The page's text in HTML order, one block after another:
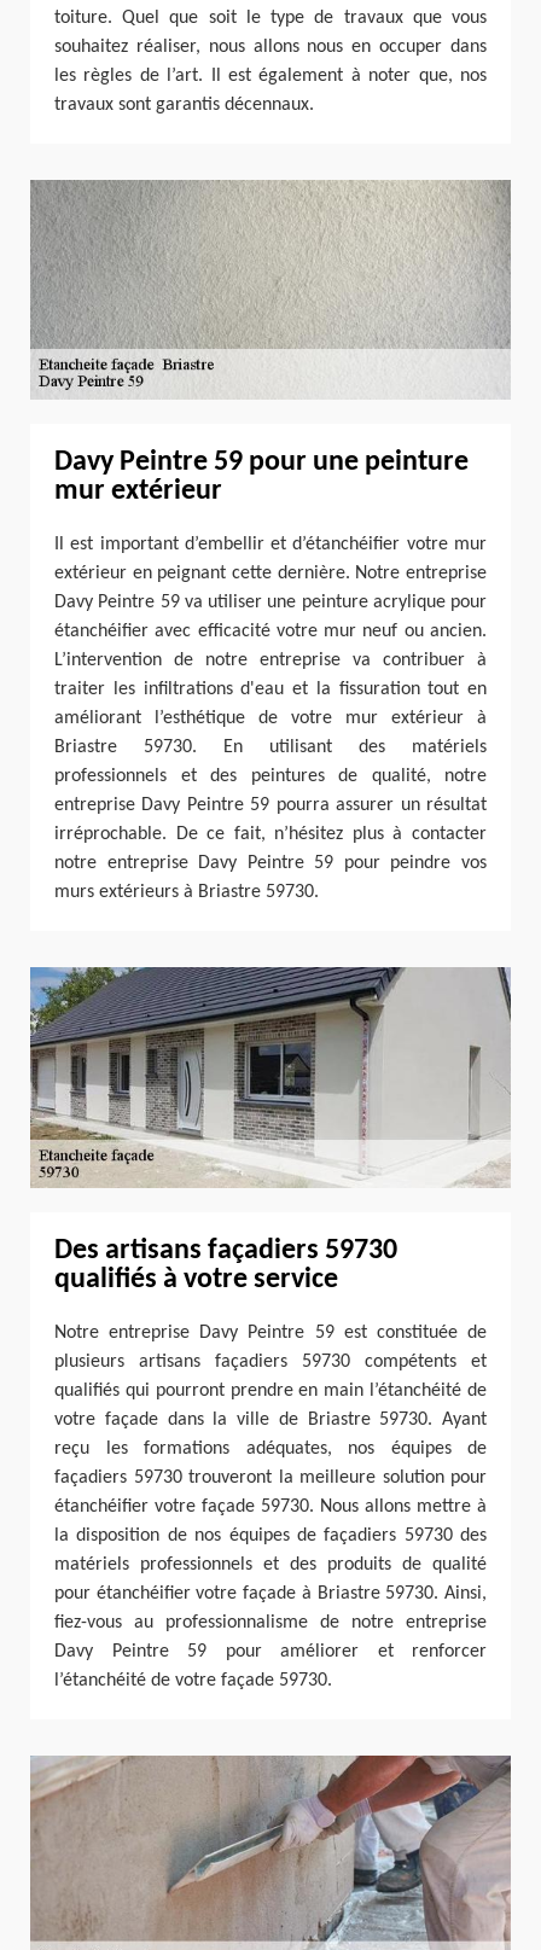
toiture. Quel que soit le type de travaux que vous
souhaitez réaliser, nous allons nous en occuper dans
les règles de l’art. Il est également à noter que, nos
travaux sont garantis décennaux.
Davy Peintre 59 pour une peinture
mur extérieur
Il est important d’embellir et d’étanchéifier votre mur
extérieur en peignant cette dernière. Notre entreprise
Davy Peintre 59 va utiliser une peinture acrylique pour
étanchéifier avec efficacité votre mur neuf ou ancien.
L’intervention de notre entreprise va contribuer à
traiter les infiltrations d'eau et la fissuration tout en
améliorant l’esthétique de votre mur extérieur à
Briastre 59730. En utilisant des matériels
professionnels et des peintures de qualité, notre
entreprise Davy Peintre 59 pourra assurer un résultat
irréprochable. De ce fait, n’hésitez plus à contacter
notre entreprise Davy Peintre 59 pour peindre vos
murs extérieurs à Briastre 59730.
Des artisans façadiers 59730
qualifiés à votre service
Notre entreprise Davy Peintre 59 est constituée de
plusieurs artisans façadiers 59730 compétents et
qualifiés qui pourront prendre en main l’étanchéité de
votre façade dans la ville de Briastre 59730. Ayant
reçu les formations adéquates, nos équipes de
façadiers 59730 trouveront la meilleure solution pour
étanchéifier votre façade 59730. Nous allons mettre à
la disposition de nos équipes de façadiers 59730 des
matériels professionnels et des produits de qualité
pour étanchéifier votre façade à Briastre 59730. Ainsi,
fiez-vous au professionnalisme de notre entreprise
Davy Peintre 59 pour améliorer et renforcer
l’étanchéité de votre façade 59730.